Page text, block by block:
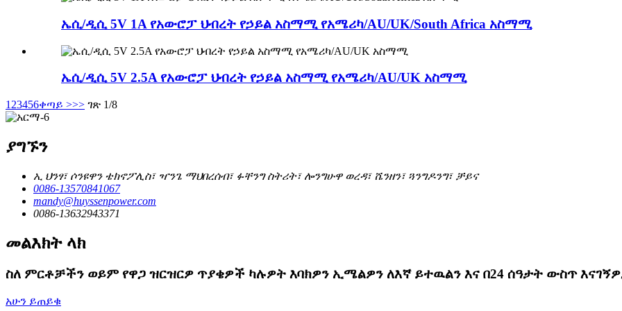
ኤሲ/ዲሲ 5V 1A የአውሮፓ ህብረት የኃይል አስማሚ የአሜሪካ/AU/UK/South Africa አስማሚ
ኤሲ/ዲሲ 5V 2.5A የአውሮፓ ህብረት የኃይል አስማሚ የአሜሪካ/AU/UK አስማሚ
1 23456ቀጣይ >>> ገጽ 1/8
ያግኙን
ኢ ህንፃ፣ ሶንዩዋን ቴክኖፖሊስ፣ ዣንጌ ማህበረሰብ፣ ፉቸንግ ስትሪት፣ ሎንግሁዋ ወረዳ፣ ሼንዘን፣ ጓንግዶንግ፣ ቻይና
0086-13570841067
mandy@huyssenpower.com
0086-13632943371
መልእክት ላክ
ስለ ምርቶቻችን ወይም የዋጋ ዝርዝርዎ ጥያቄዎች ካሉዎት እባክዎን ኢሜልዎን ለእኛ ይተዉልን እና በ24 ሰዓታት ውስጥ
አሁን ይጠይቁ